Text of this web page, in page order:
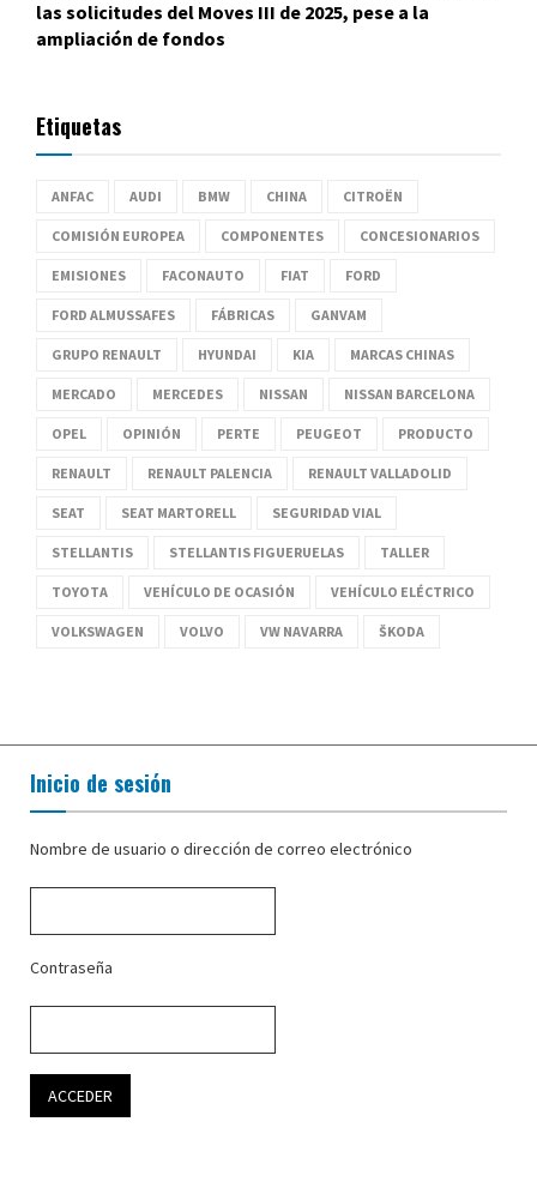
las solicitudes del Moves III de 2025, pese a la
ampliación de fondos
Etiquetas
ANFAC AUDI BMW CHINA CITROËN
COMISIÓN EUROPEA COMPONENTES CONCESIONARIOS
EMISIONES FACONAUTO FIAT FORD
FORD ALMUSSAFES FÁBRICAS GANVAM
GRUPO RENAULT HYUNDAI KIA MARCAS CHINAS
MERCADO MERCEDES NISSAN NISSAN BARCELONA
OPEL OPINIÓN PERTE PEUGEOT PRODUCTO
RENAULT RENAULT PALENCIA RENAULT VALLADOLID
SEAT SEAT MARTORELL SEGURIDAD VIAL
STELLANTIS STELLANTIS FIGUERUELAS TALLER
TOYOTA VEHÍCULO DE OCASIÓN VEHÍCULO ELÉCTRICO
VOLKSWAGEN VOLVO VW NAVARRA ŠKODA
Inicio de sesión
Nombre de usuario o dirección de correo electrónico
Contraseña